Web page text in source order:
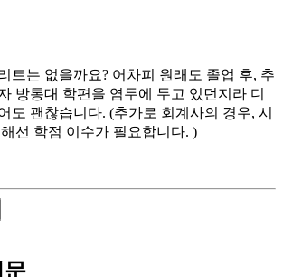
트는 없을까요? 어차피 원래도 졸업 후, 추
방통대 학편을 염두에 두고 있던지라 디
도 괜찮습니다. (추가로 회계사의 경우, 시
선 학점 이수가 필요합니다. )
문